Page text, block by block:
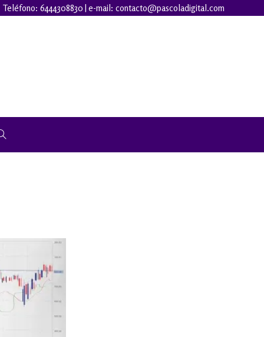
Teléfono: 6444308830 | e-mail: contacto@pascoladigital.com